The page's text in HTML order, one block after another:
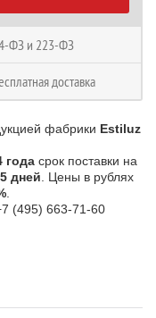
ФЗ и 223-ФЗ
доставка
фабрики Estiluz
годасрок поставки на
дней . Цены в рублях
.
(495) 663-71-60